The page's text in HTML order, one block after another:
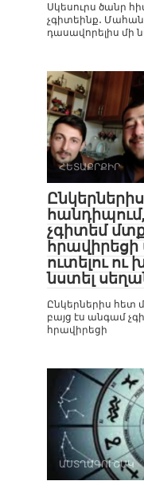
Սկեսուրս ծանր
չգիտեինք․
դասավորելիս մի
ՀԵՏԱՔՐՔԻՐ
չգիտեմ
հրավիրեցի
ուտելու ու
նստել
Ընկերներիս հետ
բայց էս անգամ
հրավիրեցի
ԱՍՏՂԱԳՈՒՇԱԿ